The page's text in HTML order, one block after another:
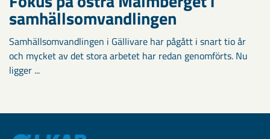
samhällsomvandlingen
Samhällsomvandlingen i Gällivare har pågått i snart tio år
och mycket av det stora arbetet har redan genomförts. Nu
ligger ...